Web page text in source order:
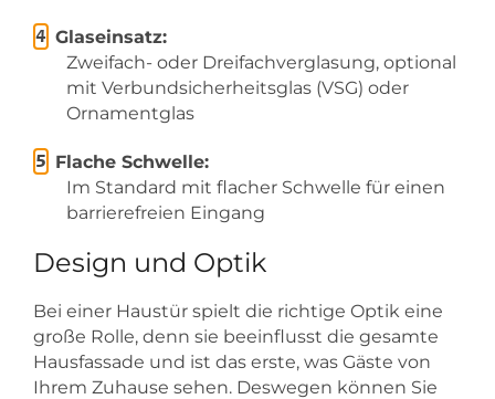
Glaseinsatz:
Zweifach- oder Dreifachverglasung, optional
mit Verbundsicherheitsglas (VSG) oder
Ornamentglas
Flache Schwelle:
Im Standard mit flacher Schwelle für einen
barrierefreien Eingang
Design und Optik
Bei einer Haustür spielt die richtige Optik eine
große Rolle, denn sie beeinflusst die gesamte
Hausfassade und ist das erste, was Gäste von
Ihrem Zuhause sehen. Deswegen können Sie